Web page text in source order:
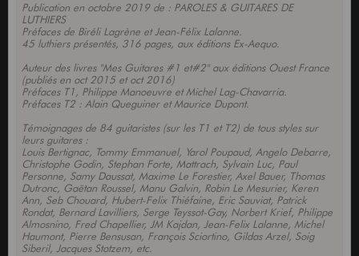
Publication en octobre 2019 de : PAROLES & GUITARES DE
LUTHIERS
Préfaces de Biréli Lagrène et Jean-Félix Lalanne.
45 luthiers présentés, 316 pages, aux éditions Ex-Aequo.
Auteur des livres "Mes Guitares #1 et#2" aux éditions Ouest France
(publiés en oct 2015 et oct 2016)
Préfaces T1, Philippe Manoeuvre et Michel Lag-Chavarria.
Préfaces T2 : Alain Queguiner et Maurice Dupont.
Témoignages de 84 guitaristes (sur les T1 et T2) de tous styles sur
leurs guitares :
Louis Bertignac, Tommy Emmanuel, Yarol Poupaud, Angelo Debarre,
Christophe Godin, Stephan Forte, Mattrach, Sylvain Luc, Paul
Personne, Samy Daussat, Maxime Le Forestier, Axel Bauer, Thomas
Dutronc, Gaëtan Roussel, Manu Galvin, Robin Le Mesurier, Keren
Ann, Seb Chouard, Hubert-Felix Thiéfaine, Eric Sauviat, Patrick
Rondat, Bernard Lavilliers, Serge Teyssot-Gay, Norbert Krief, Philippe
Almosnino, Fred Chapellier, JM Kajdan, Jean-Felix Lalanne, Michel
Haumont, Pierre Bensusan, François Sciortino, Gildas Arzel, Soig
Siberil, Jacques Stotzem, etc.